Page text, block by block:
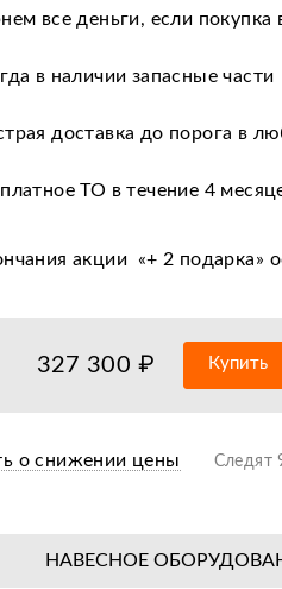
все деньги, если покупка
в наличии запасные части
доставка до порога в
ТО в течение 4
выездного сервиса
условия по кредиту и
послегарантийное
акции «+ 2 подарка»
327 300 ₽ Купить
о снижении цены Следят
НАВЕСНОЕ